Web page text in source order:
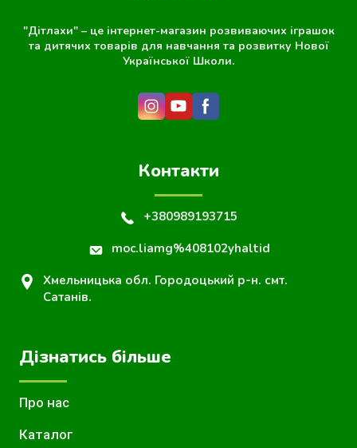
"Дітлахи" – це інтернет-магазин розвиваючих іграшок
та дитячих товарів для навчання та розвитку Нової
Української Школи.
Контакти
+380989193715
moc.liamg%408102yhaltid
Хмельницька обл. Городоцький р-н. смт.
Сатанів.
Дізнатись більше
Про нас
Каталог